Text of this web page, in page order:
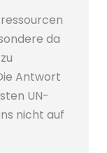
da
Antwort
UN-
nicht auf